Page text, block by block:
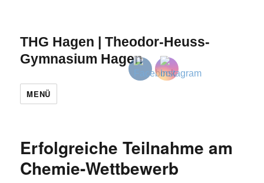
THG Hagen | Theodor-Heuss-
Gymnasium Hagen
MENÜ
Erfolgreiche Teilnahme am
Chemie-Wettbewerb